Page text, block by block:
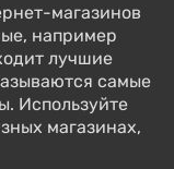
магазинов
например
лучшие
самые
Используйте
магазинах,